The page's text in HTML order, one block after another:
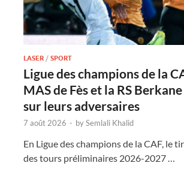
LASER /SPORT
Ligue des champions de la
MAS de Fès et la RS
sur leurs adversaires
7 août 2026 - bySemlali Khalid
En Ligue des champions de la CAF, le
des tours préliminaires 2026-2027 …